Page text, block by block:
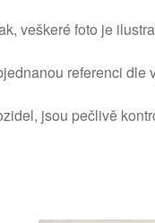
veškeré foto je
referenci dle
jsou pečlivě